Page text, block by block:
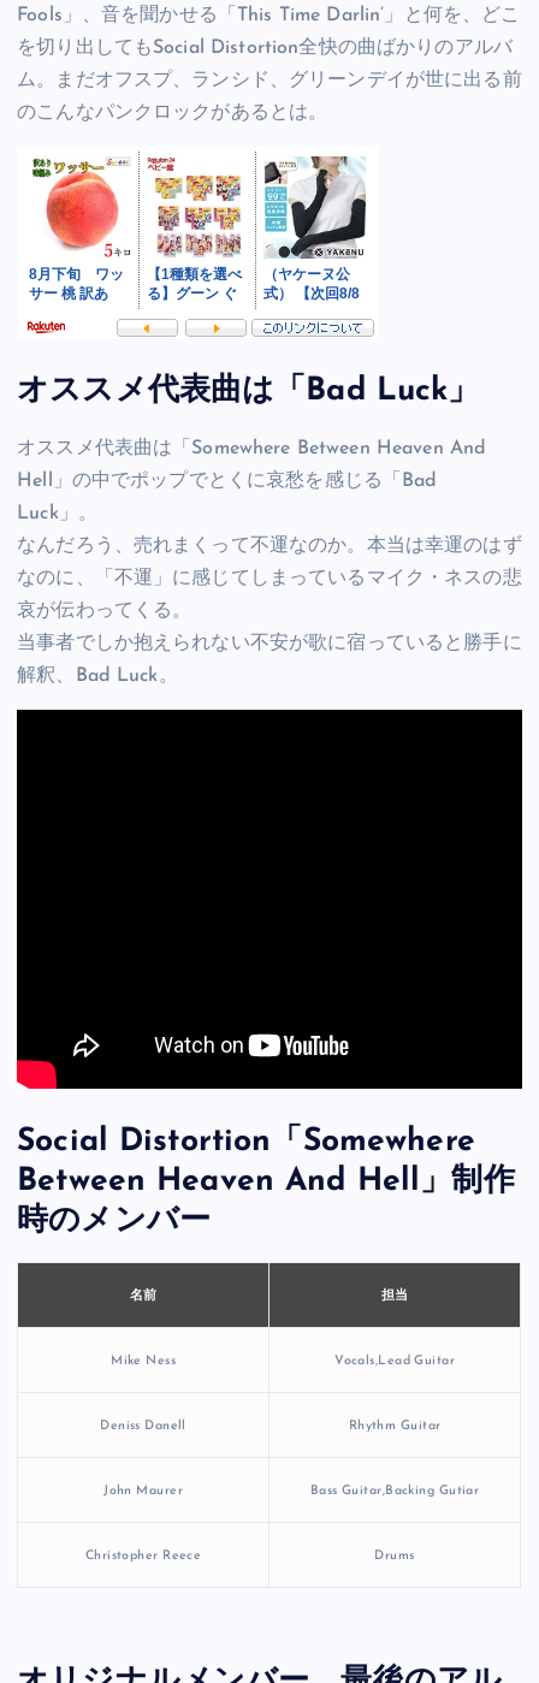
Fools」、音を聞かせる「This Time Darlin’」と何を、どこ
を切り出してもSocial Distortion全快の曲ばかりのアルバ
ム。まだオフスプ、ランシド、グリーンデイが世に出る前
のこんなパンクロックがあるとは。
オススメ代表曲は「Bad Luck」
オススメ代表曲は「Somewhere Between Heaven And
Hell」の中でポップでとくに哀愁を感じる「Bad
Luck」。
なんだろう、売れまくって不運なのか。本当は幸運のはず
なのに、「不運」に感じてしまっているマイク・ネスの悲
哀が伝わってくる。
当事者でしか抱えられない不安が歌に宿っていると勝手に
解釈、Bad Luck。
Social Distortion「Somewhere
Between Heaven And Hell」制作
時のメンバー
名前 担当
Mike Ness Vocals,Lead Guitar
Deniss Danell Rhythm Guitar
John Maurer Bass Guitar,Backing Gutiar
Christopher Reece Drums